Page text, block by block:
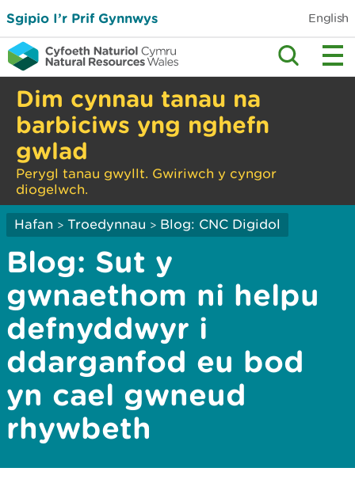
Sgipio I’r Prif Gynnwys English
Dim cynnau tanau na
barbiciws yng nghefn
gwlad
Perygl tanau gwyllt. Gwiriwch y cyngor
diogelwch.
Hafan > Troedynnau > Blog: CNC Digidol
Blog: Sut y
gwnaethom ni helpu
defnyddwyr i
ddarganfod eu bod
yn cael gwneud
rhywbeth